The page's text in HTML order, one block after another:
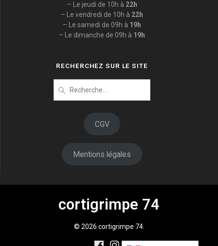
– Le jeudi de 10h à 22h
– Le vendredi de 10h à 22h
– Le samedi de 09h à 19h
– Le dimanche de 09h à 19h
RECHERCHEZ SUR LE SITE
pour
CGV
Mentions légales
cortigrimpe 74
© 2026 cortigrimpe 74.